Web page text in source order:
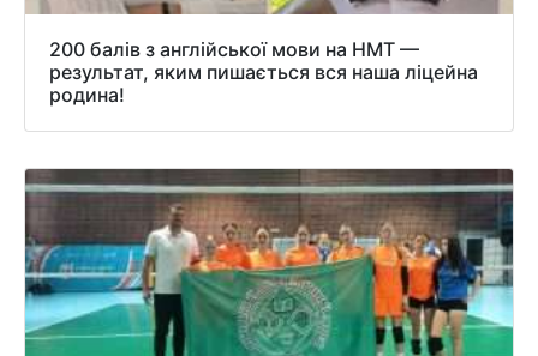
200 балів з англійської мови на НМТ —
результат, яким пишається вся наша ліцейна
родина!